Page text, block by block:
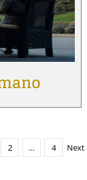
2 … 4 Next